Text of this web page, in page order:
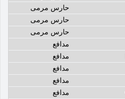
حارس مرمى
حارس مرمى
حارس مرمى
مدافع
مدافع
مدافع
مدافع
مدافع